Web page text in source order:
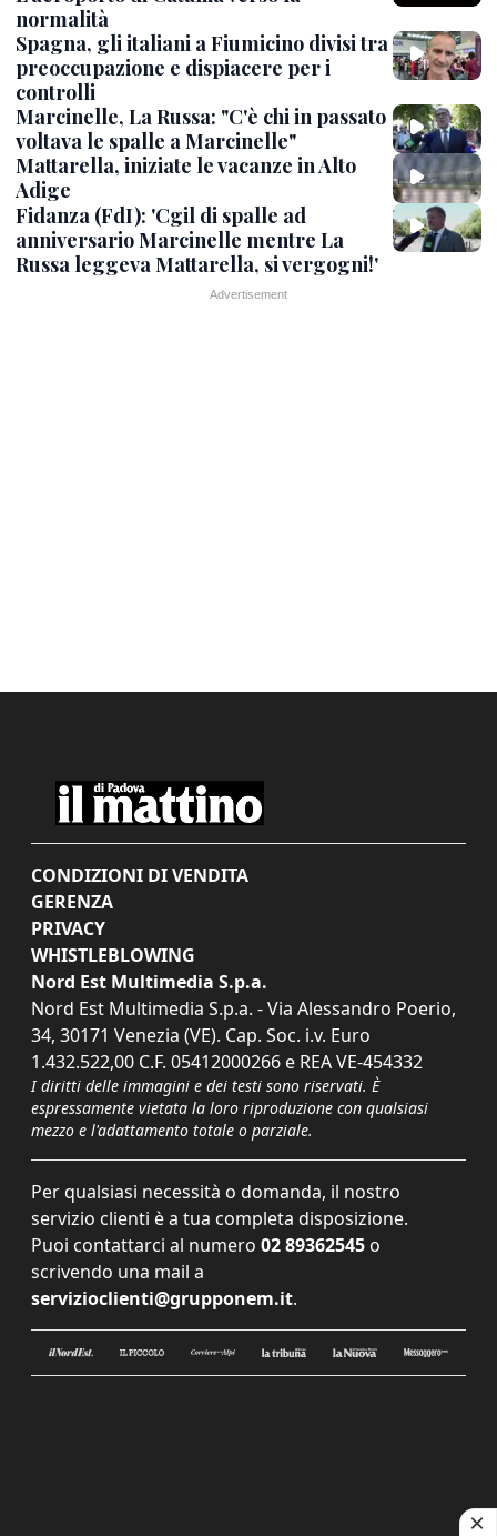
normalità
Spagna, gli italiani a Fiumicino divisi tra
preoccupazione e dispiacere per i
controlli
Marcinelle, La Russa: "C'è chi in passato
voltava le spalle a Marcinelle"
Mattarella, iniziate le vacanze in Alto
Adige
Fidanza (FdI): 'Cgil di spalle ad
anniversario Marcinelle mentre La
Russa leggeva Mattarella, si vergogni!'
CONDIZIONI DI VENDITA
GERENZA
PRIVACY
WHISTLEBLOWING
Nord Est Multimedia S.p.a.
Nord Est Multimedia S.p.a. - Via Alessandro Poerio,
34, 30171 Venezia (VE). Cap. Soc. i.v. Euro
1.432.522,00 C.F. 05412000266 e REA VE-454332
I diritti delle immagini e dei testi sono riservati. È
espressamente vietata la loro riproduzione con qualsiasi
mezzo e l'adattamento totale o parziale.
Per qualsiasi necessità o domanda, il nostro
servizio clienti è a tua completa disposizione.
Puoi contattarci al numero 02 89362545 o
scrivendo una mail a
servizioclienti@grupponem.it.